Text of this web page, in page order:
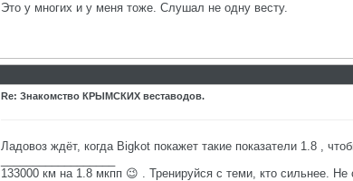
Это у многих и у меня тоже. Слушал не одну весту.
Re: Знакомство КРЫМСКИХ веставодов.
Ладовоз ждёт, когда Bigkot покажет такие показатели 1.8 ,
133000 км на 1.8 мкпп 😉 . Тренируйся с теми, кто сильнее.